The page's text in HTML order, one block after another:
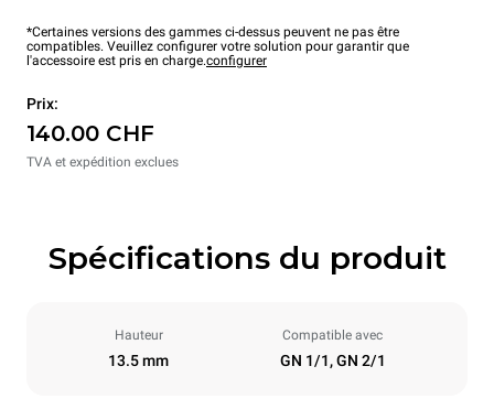
*Certaines versions des gammes ci-dessus peuvent ne pas être
compatibles. Veuillez configurer votre solution pour garantir que
l'accessoire est pris en charge.configurer
Prix:
140.00 CHF
TVA et expédition exclues
Spécifications du produit
Hauteur
13.5 mm
Compatible avec
GN 1/1, GN 2/1